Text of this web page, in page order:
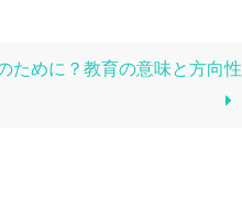
ために？教育の意味と方向性